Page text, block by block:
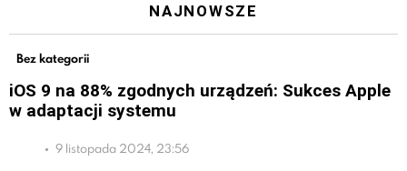
NAJNOWSZE
Bez kategorii
iOS 9 na 88% zgodnych urządzeń: Sukces Apple
w adaptacji systemu
9 listopada 2024, 23:56